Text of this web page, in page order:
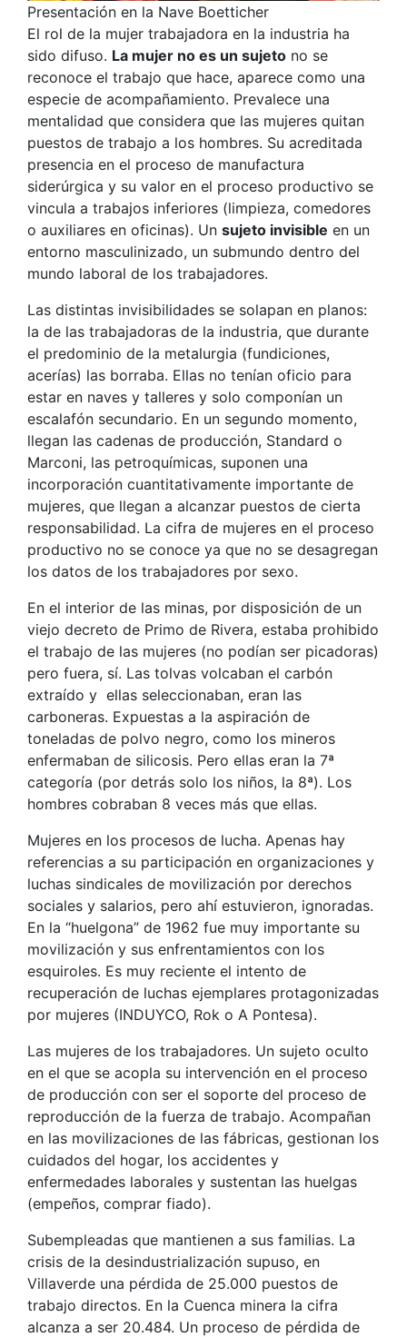
Presentación en la Nave Boetticher
El rol de la mujer trabajadora en la industria ha
sido difuso. La mujer no es un sujeto no se
reconoce el trabajo que hace, aparece como una
especie de acompañamiento. Prevalece una
mentalidad que considera que las mujeres quitan
puestos de trabajo a los hombres. Su acreditada
presencia en el proceso de manufactura
siderúrgica y su valor en el proceso productivo se
vincula a trabajos inferiores (limpieza, comedores
o auxiliares en oficinas). Un sujeto invisible en un
entorno masculinizado, un submundo dentro del
mundo laboral de los trabajadores.
Las distintas invisibilidades se solapan en planos:
la de las trabajadoras de la industria, que durante
el predominio de la metalurgia (fundiciones,
acerías) las borraba. Ellas no tenían oficio para
estar en naves y talleres y solo componían un
escalafón secundario. En un segundo momento,
llegan las cadenas de producción, Standard o
Marconi, las petroquímicas, suponen una
incorporación cuantitativamente importante de
mujeres, que llegan a alcanzar puestos de cierta
responsabilidad. La cifra de mujeres en el proceso
productivo no se conoce ya que no se desagregan
los datos de los trabajadores por sexo.
En el interior de las minas, por disposición de un
viejo decreto de Primo de Rivera, estaba prohibido
el trabajo de las mujeres (no podían ser picadoras)
pero fuera, sí. Las tolvas volcaban el carbón
extraído y ellas seleccionaban, eran las
carboneras. Expuestas a la aspiración de
toneladas de polvo negro, como los mineros
enfermaban de silicosis. Pero ellas eran la 7ª
categoría (por detrás solo los niños, la 8ª). Los
hombres cobraban 8 veces más que ellas.
Mujeres en los procesos de lucha. Apenas hay
referencias a su participación en organizaciones y
luchas sindicales de movilización por derechos
sociales y salarios, pero ahí estuvieron, ignoradas.
En la “huelgona” de 1962 fue muy importante su
movilización y sus enfrentamientos con los
esquiroles. Es muy reciente el intento de
recuperación de luchas ejemplares protagonizadas
por mujeres (INDUYCO, Rok o A Pontesa).
Las mujeres de los trabajadores. Un sujeto oculto
en el que se acopla su intervención en el proceso
de producción con ser el soporte del proceso de
reproducción de la fuerza de trabajo. Acompañan
en las movilizaciones de las fábricas, gestionan los
cuidados del hogar, los accidentes y
enfermedades laborales y sustentan las huelgas
(empeños, comprar fiado).
Subempleadas que mantienen a sus familias. La
crisis de la desindustrialización supuso, en
Villaverde una pérdida de 25.000 puestos de
trabajo directos. En la Cuenca minera la cifra
alcanza a ser 20.484. Un proceso de pérdida de